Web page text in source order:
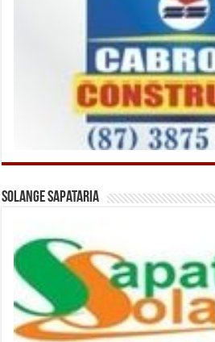
Solange Sapataria